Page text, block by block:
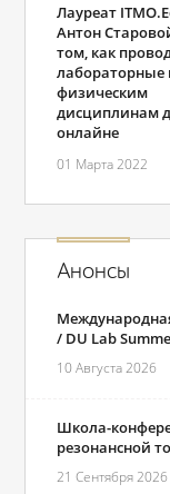
Лауреат
Антон
том, как
лабораторные
физическим
дисциплинам
онлайне
01 Марта 2022
Анонсы
/ DU Lab
10 Августа 2026
Школа-
резонансной
21 Сентября 2026